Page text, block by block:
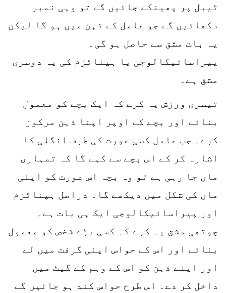
ٹیبل پر پھینکے جائیں گے تو وہی نمبر
دکھائیں گے جو عامل کے ذہن میں ہو گا لیکن
یہ بات مشق سے حاصل ہو گی۔
پیراسائیکالوجی یا ہپناٹزم کی یہ دوسری
مشق ہے۔
تیسری ورزش یہ کرے کہ ایک بچے کو معمول
بنائے اور بچے کے اوپر اپنا ذہن مرکوز
کرے۔ جب عامل کسی عورت کی طرف انگلی کا
اشارہ کر کے اس بچے سے کہے گا کہ تمہاری
ماں جا رہی ہے تو وہ بچہ اس عورت کو اپنی
ماں کی شکل میں دیکھے گا۔ دراصل ہپناٹزم
اور پیراسائیکالوجی ایک ہی بات ہے۔
چوتھی مشق یہ کرے کہ کسی بڑے شخص کو معمول
بنائے اور اس کے حواس اپنی گرفت میں لے
اور اپنے ذہن کو اس کے وہم کے گیٹ میں
داخل کر دے۔ اس طرح حواس کند ہو جائیں گے